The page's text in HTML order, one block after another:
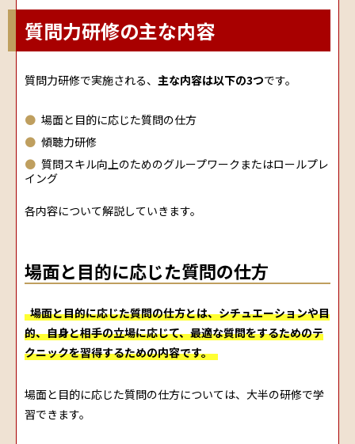
質問力研修の主な内容
質問力研修で実施される、 主な内容は以下の3つです。
場面と目的に応じた質問の仕方
傾聴力研修
質問スキル向上のためのグループワークまたはロールプレ
イング
各内容について解説していきます。
場面と目的に応じた質問の仕方
場面と目的に応じた質問の仕方とは、シチュエーションや目
的、自身と相手の立場に応じて、最適な質問をするためのテ
クニックを習得するための内容です。
場面と目的に応じた質問の仕方については、大半の研修で学
習できます。